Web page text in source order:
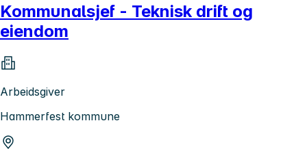
Kommunalsjef - Teknisk drift og
eiendom
Arbeidsgiver
Hammerfest kommune